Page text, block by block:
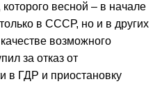
весной – в начале
в СССР, но и в других
возможного
за отказ от
в ГДР и приостановку